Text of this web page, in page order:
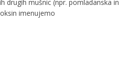
drugih mušnic (npr. pomladanska in
imenujemo